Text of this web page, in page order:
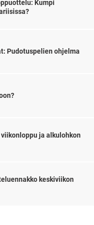
Kumpi
Pudotuspelien ohjelma
ja alkulohkon
keskiviikon